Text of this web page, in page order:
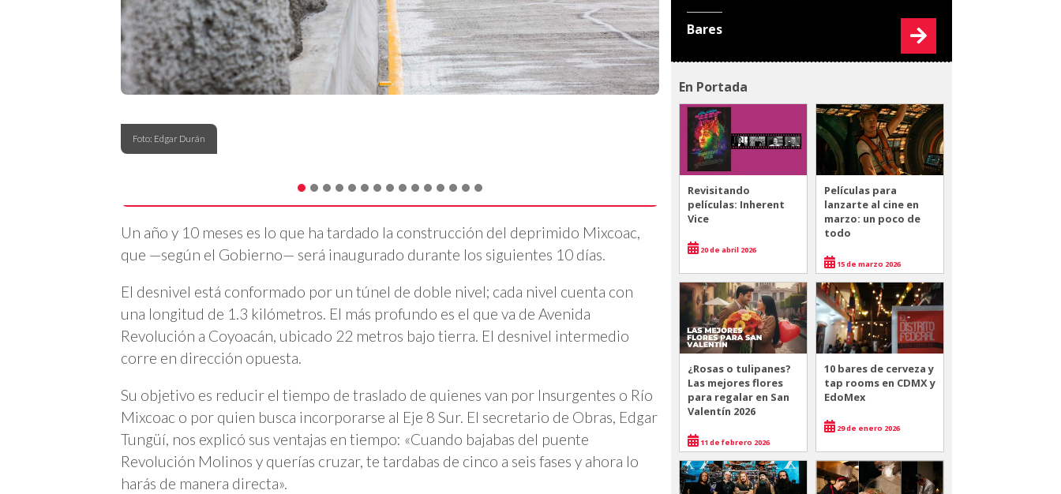
Foto: Edgar Durán
Un año y 10 meses es lo que ha tardado la construcción del deprimido Mixcoac,
que —según el Gobierno— será inaugurado durante los siguientes 10 días.
El desnivel está conformado por un túnel de doble nivel; cada nivel cuenta con
una longitud de 1.3 kilómetros. El más profundo es el que va de Avenida
Revolución a Coyoacán, ubicado 22 metros bajo tierra. El desnivel intermedio
corre en dirección opuesta.
Su objetivo es reducir el tiempo de traslado de quienes van por Insurgentes o Río
Mixcoac o por quien busca incorporarse al Eje 8 Sur. El secretario de Obras, Edgar
Tungüí, nos explicó sus ventajas en tiempo: «Cuando bajabas del puente
Revolución Molinos y querías cruzar, te tardabas de cinco a seis fases y ahora lo
harás de manera directa».
Bares
En Portada
Revisitando
películas: Inherent
Vice
20 de abril 2026
Películas para
lanzarte al cine en
marzo: un poco de
todo
15 de marzo 2026
¿Rosas o tulipanes?
Las mejores flores
para regalar en San
Valentín 2026
11 de febrero 2026
10 bares de cerveza y
tap rooms en CDMX y
EdoMex
29 de enero 2026